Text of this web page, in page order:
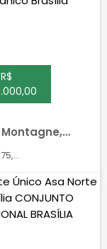
R$
75,00